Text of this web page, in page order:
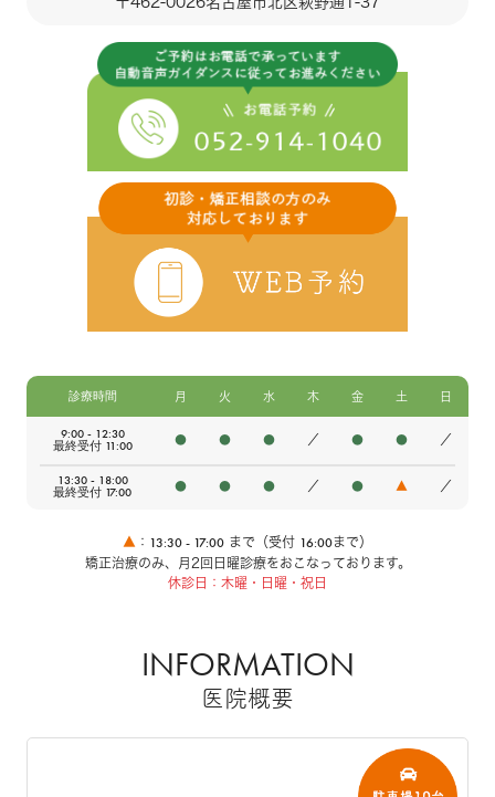
診療時間 月 火 水 木 金 土 日
9:00 - 12:30
最終受付 11:00 ● ● ● ／ ● ● ／
13:30 - 18:00
最終受付 17:00 ● ● ● ／ ● ▲ ／
▲ ： 13:30 - 17:00 まで（受付 16:00まで）
矯正治療のみ、月2回日曜診療をおこなっております。
休診日：木曜・日曜・祝日
INFORMATION
医院概要